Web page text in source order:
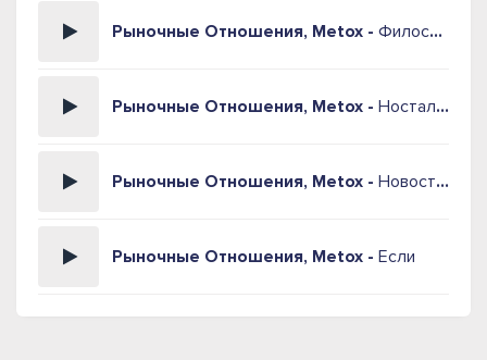
Рыночные Отношения, Metox - Философия
Рыночные Отношения, Metox - Ностальгия
Рыночные Отношения, Metox - Новостройки
Рыночные Отношения, Metox - Если